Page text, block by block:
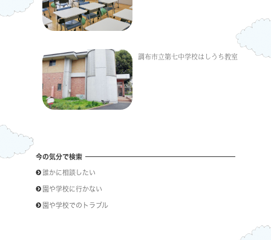
調布市立第七中学校はしうち教室
今の気分で検索
誰かに相談したい
園や学校に行かない
園や学校でのトラブル